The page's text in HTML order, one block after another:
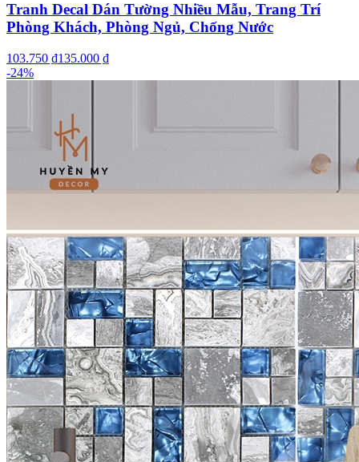
Tranh Decal Dán Tường Nhiều Mẫu, Trang Trí
Phòng Khách, Phòng Ngủ, Chống Nước
103.750 ₫135.000 ₫
-24%